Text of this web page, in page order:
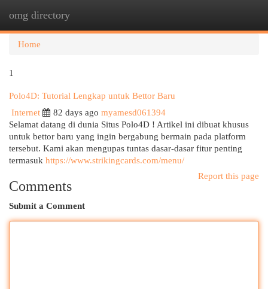
omg directory
Home
1
Polo4D: Tutorial Lengkap untuk Bettor Baru
Internet
82 days ago myamesd061394
Selamat datang di dunia Situs Polo4D ! Artikel ini dibuat khusus
untuk bettor baru yang ingin bergabung bermain pada platform
tersebut. Kami akan mengupas tuntas dasar-dasar fitur penting
termasuk https://www.strikingcards.com/menu/
Report this page
Comments
Submit a Comment